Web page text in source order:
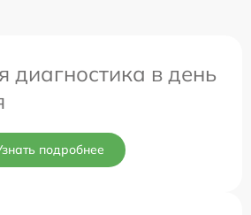
диагностика в день
подробнее